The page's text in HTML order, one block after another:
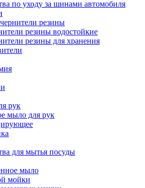
по уходу за шинами автомобиля
резины
резины водостойкие
резины для хранения
рук
мыло для рук
для мытья посуды
мыло
мойки